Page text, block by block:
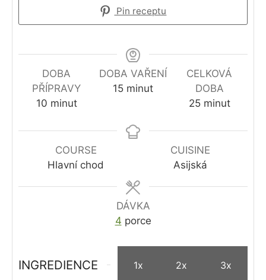
Pin receptu
DOBA
PŘÍPRAVY
10minutes
minut
DOBA VAŘENÍ
15minutes
minut
CELKOVÁ
DOBA
25minutes
minut
COURSE
Hlavní chod
CUISINE
Asijská
DÁVKA
4 porce
INGREDIENCE 1x 2x 3x